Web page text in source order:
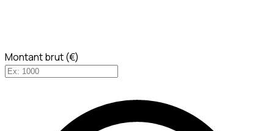
Montant brut (€)